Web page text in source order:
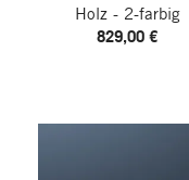
Holz - 2-farbig
829,00 €